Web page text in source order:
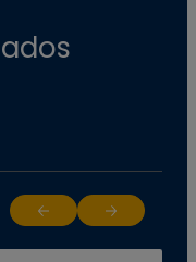
Return to previous slide
Jump to next